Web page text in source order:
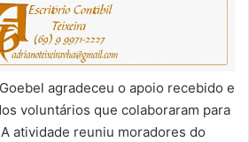
agradeceu o apoio recebido e
voluntários que colaboraram para
atividade reuniu moradores do